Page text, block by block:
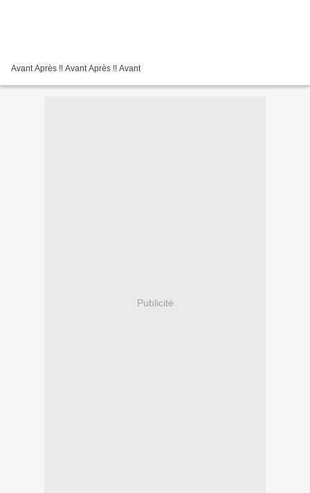
Avant Après !! Avant Après !! Avant
Publicité